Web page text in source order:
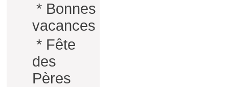
* Bonnes
vacances
* Fête
des
Pères